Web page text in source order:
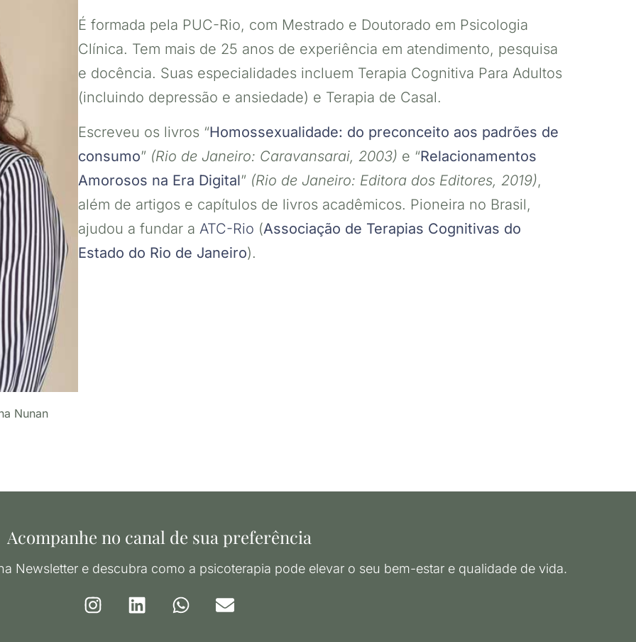
Nunan
É formada pela PUC-Rio, com Mestrado e Doutorado em Psicologia
Clínica. Tem mais de 25 anos de experiência em atendimento, pesquisa
e docência. Suas especialidades incluem Terapia Cognitiva Para Adultos
(incluindo depressão e ansiedade) e Terapia de Casal.
Escreveu os livros “Homossexualidade: do preconceito aos padrões de
consumo” (Rio de Janeiro: Caravansarai, 2003) e “Relacionamentos
Amorosos na Era Digital” (Rio de Janeiro: Editora dos Editores, 2019),
além de artigos e capítulos de livros acadêmicos. Pioneira no Brasil,
ajudou a fundar a ATC-Rio (Associação de Terapias Cognitivas do
Estado do Rio de Janeiro).
Acompanhe no canal de sua preferência
Newsletter e descubra como a psicoterapia pode elevar o seu bem-estar e qualidade de vida.